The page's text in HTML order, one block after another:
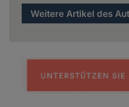
Weitere Artikel des